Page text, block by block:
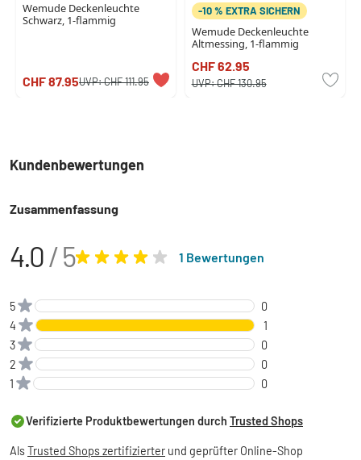
Wemude Deckenleuchte
Schwarz, 1-flammig
CHF 87.95UVP:CHF 111.95
-10 % EXTRA SICHERN
Wemude Deckenleuchte
Altmessing, 1-flammig
CHF 62.95
UVP:CHF 130.95
Kundenbewertungen
Zusammenfassung
4.0/ 5 1 Bewertungen
5
0
4
1
3
0
2
0
1
0
Verifizierte Produktbewertungen durch Trusted Shops
AlsTrusted Shops zertifizierter und geprüfter Online-Shop